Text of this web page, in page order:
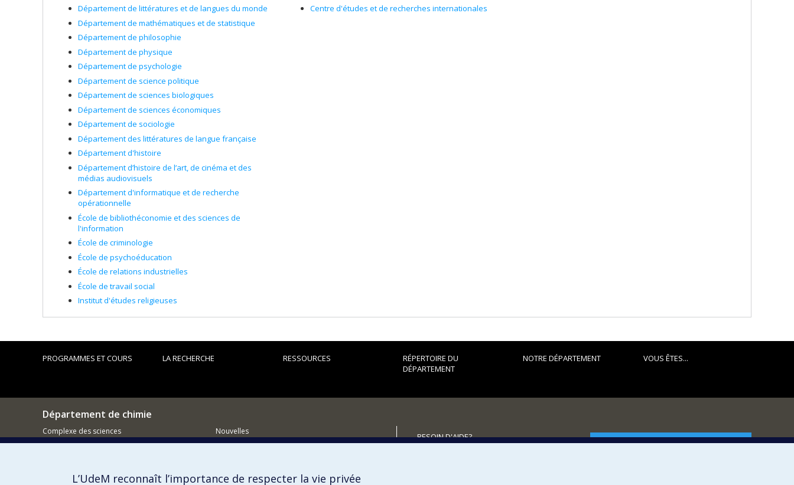
Département de littératures et de langues du monde
Département de mathématiques et de statistique
Département de philosophie
Département de physique
Département de psychologie
Département de science politique
Département de sciences biologiques
Département de sciences économiques
Département de sociologie
Département des littératures de langue française
Département d'histoire
Département d’histoire de l’art, de cinéma et des
médias audiovisuels
Département d'informatique et de recherche
opérationnelle
École de bibliothéconomie et des sciences de
l'information
École de criminologie
École de psychoéducation
École de relations industrielles
École de travail social
Institut d'études religieuses
Centre d'études et de recherches internationales
PROGRAMMES ET COURS LA RECHERCHE RESSOURCES
RÉPERTOIRE DU
DÉPARTEMENT
NOTRE DÉPARTEMENT VOUS ÊTES...
Département de chimie
Complexe des sciences
1375 Avenue Thérèse-Lavoie-Roux
Nouvelles
BESOIN D'AIDE?
FACULTÉ DES ARTS ET DES SCIENCES
L’UdeM reconnaît l’importance de respecter la vie privée